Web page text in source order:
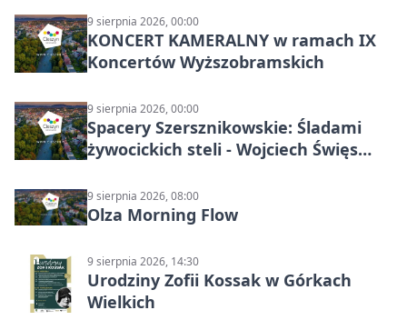
9 sierpnia 2026, 00:00
KONCERT KAMERALNY w ramach IX
Koncertów Wyższobramskich
9 sierpnia 2026, 00:00
Spacery Szersznikowskie: Śladami
żywocickich steli - Wojciech Święs
9 sierpnia 2026, 08:00
Olza Morning Flow
9 sierpnia 2026, 14:30
Urodziny Zofii Kossak w Górkach
Wielkich